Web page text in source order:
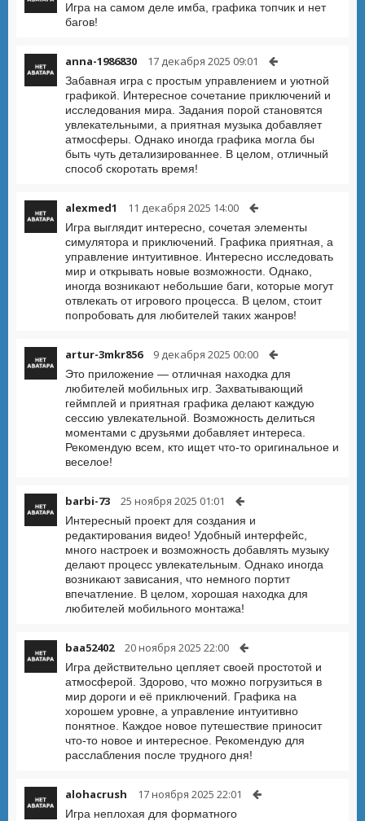
Игра на самом деле имба, графика топчик и нет
багов!
anna-1986830 17 декабря 2025 09:01
Забавная игра с простым управлением и уютной
графикой. Интересное сочетание приключений и
исследования мира. Задания порой становятся
увлекательными, а приятная музыка добавляет
атмосферы. Однако иногда графика могла бы
быть чуть детализированнее. В целом, отличный
способ скоротать время!
alexmed1 11 декабря 2025 14:00
Игра выглядит интересно, сочетая элементы
симулятора и приключений. Графика приятная, а
управление интуитивное. Интересно исследовать
мир и открывать новые возможности. Однако,
иногда возникают небольшие баги, которые могут
отвлекать от игрового процесса. В целом, стоит
попробовать для любителей таких жанров!
artur-3mkr856 9 декабря 2025 00:00
Это приложение — отличная находка для
любителей мобильных игр. Захватывающий
геймплей и приятная графика делают каждую
сессию увлекательной. Возможность делиться
моментами с друзьями добавляет интереса.
Рекомендую всем, кто ищет что-то оригинальное и
веселое!
barbi-73 25 ноября 2025 01:01
Интересный проект для создания и
редактирования видео! Удобный интерфейс,
много настроек и возможность добавлять музыку
делают процесс увлекательным. Однако иногда
возникают зависания, что немного портит
впечатление. В целом, хорошая находка для
любителей мобильного монтажа!
baa52402 20 ноября 2025 22:00
Игра действительно цепляет своей простотой и
атмосферой. Здорово, что можно погрузиться в
мир дороги и её приключений. Графика на
хорошем уровне, а управление интуитивно
понятное. Каждое новое путешествие приносит
что-то новое и интересное. Рекомендую для
расслабления после трудного дня!
alohacrush 17 ноября 2025 22:01
Игра неплохая для форматного